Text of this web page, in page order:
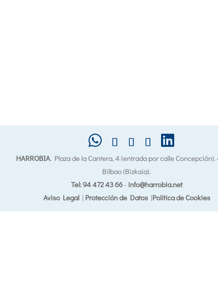
HARROBIA. Plaza de la Cantera, 4 (entrada por calle
Bilbao (Bizkaia).
Tel: 94 472 43 66- info@harrobia.net
Aviso Legal| Protección de Datos|Política de Cookies